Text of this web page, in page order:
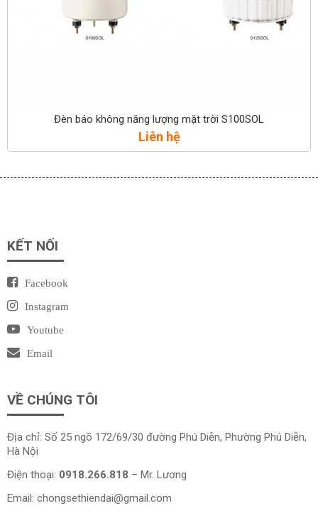
Đèn báo không năng lượng mặt trời S100SOL
Liên hệ
KẾT NỐI
Facebook
Instagram
Youtube
Email
VỀ CHÚNG TÔI
Địa chỉ: Số 25 ngõ 172/69/30 đường Phú Diễn, Phường Phú Diễn,
Hà Nội
Điện thoại: 0918.266.818 – Mr. Lương
Email: chongsethiendai@gmail.com